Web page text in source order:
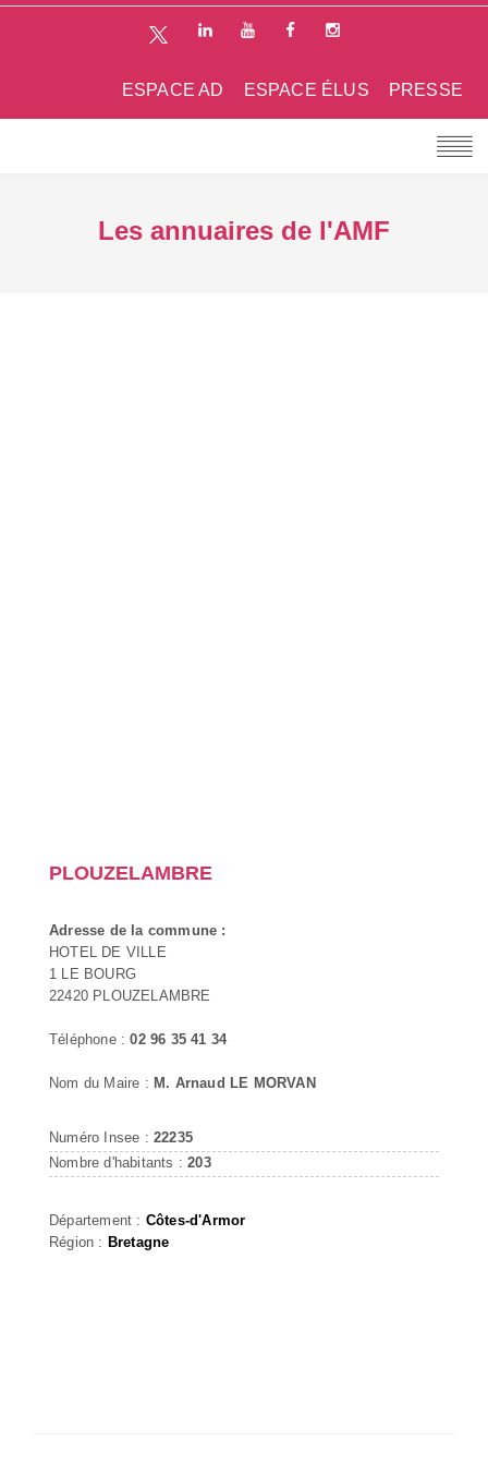
PRESSE
ESPACE ÉLUS
ESPACE AD
Les annuaires de l'AMF
PLOUZELAMBRE
Adresse de la commune :
HOTEL DE VILLE
1 LE BOURG
22420 PLOUZELAMBRE
Téléphone :02 96 35 41 34
Nom du Maire : M. Arnaud LE MORVAN
Numéro Insee : 22235
Nombre d'habitants :203
Département : Côtes-d'Armor
Région : Bretagne